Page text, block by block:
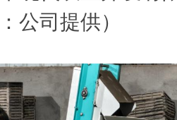
公司提供）